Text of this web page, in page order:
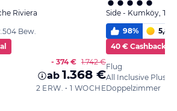
Riviera
Bew.
- 374 € 1.742 €
ab 1.368 €
2 ERW. • 1 WOCHE
Side - Kumköy,
98% 5,8
40 € Cashback
Flug
All Inclusive Plus
Doppelzimmer